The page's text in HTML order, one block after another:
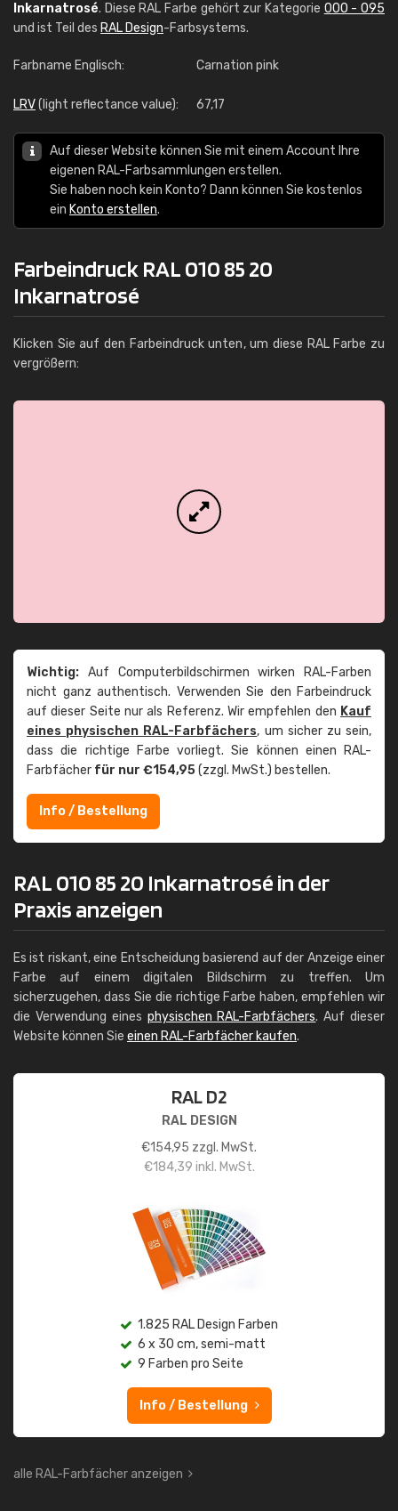
Inkarnatrosé. Diese RAL Farbe gehört zur Kategorie 000 - 095
und ist Teil des RAL Design-Farbsystems.
Farbname Englisch: Carnation pink
LRV(light reflectance value): 67,17
Auf dieser Website können Sie mit einem Account Ihre
eigenen RAL-Farbsammlungen erstellen.
Sie haben noch kein Konto? Dann können Sie kostenlos
ein Konto erstellen.
Farbeindruck RAL 010 85 20
Inkarnatrosé
Klicken Sie auf den Farbeindruck unten, um diese RAL Farbe zu
vergrößern:
Wichtig: Auf Computerbildschirmen wirken RAL-Farben
nicht ganz authentisch. Verwenden Sie den Farbeindruck
auf dieser Seite nur als Referenz. Wir empfehlen den Kauf
eines physischen RAL-Farbfächers, um sicher zu sein,
dass die richtige Farbe vorliegt. Sie können einen RAL-
Farbfächer für nur €154,95(zzgl. MwSt.) bestellen.
Info / Bestellung
RAL 010 85 20 Inkarnatrosé in der
Praxis anzeigen
Es ist riskant, eine Entscheidung basierend auf der Anzeige einer
Farbe auf einem digitalen Bildschirm zu treffen. Um
sicherzugehen, dass Sie die richtige Farbe haben, empfehlen wir
die Verwendung eines physischen RAL-Farbfächers. Auf dieser
Website können Sie einen RAL-Farbfächer kaufen.
RAL D2
RAL DESIGN
€154,95 zzgl. MwSt.
€184,39 inkl. MwSt.
1.825 RAL Design Farben
6 x 30 cm, semi-matt
9 Farben pro Seite
Info / Bestellung
alle RAL-Farbfächer anzeigen